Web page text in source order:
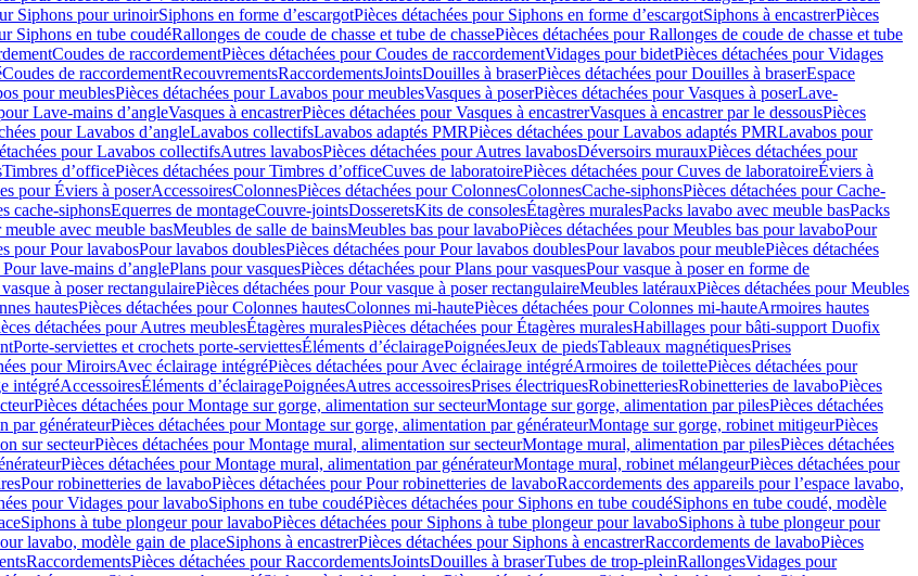
Siphons pour urinoirSiphons en forme d’escargotPièces détachées pour Siphons en forme d’escargotSiphons à encastrerPièces
Siphons en tube coudéRallonges de coude de chasse et tube de chassePièces détachées pour Rallonges de coude de chasse et tube
Coudes de raccordementPièces détachées pour Coudes de raccordementVidages pour bidetPièces détachées pour Vidages
Coudes de raccordementRecouvrementsRaccordementsJointsDouilles à braserPièces détachées pour Douilles à braserEspace
pour meublesPièces détachées pour Lavabos pour meublesVasques à poserPièces détachées pour Vasques à poserLave-
Lave-mains d’angleVasques à encastrerPièces détachées pour Vasques à encastrerVasques à encastrer par le dessousPièces
pour Lavabos d’angleLavabos collectifsLavabos adaptés PMRPièces détachées pour Lavabos adaptés PMRLavabos pour
pour Lavabos collectifsAutres lavabosPièces détachées pour Autres lavabosDéversoirs murauxPièces détachées pour
Timbres dʼofficePièces détachées pour Timbres dʼofficeCuves de laboratoirePièces détachées pour Cuves de laboratoireÉviers à
pour Éviers à poserAccessoiresColonnesPièces détachées pour ColonnesColonnesCache-siphonsPièces détachées pour Cache-
cache-siphonsEquerres de montageCouvre-jointsDosseretsKits de consolesÉtagères muralesPacks lavabo avec meuble basPacks
avec meuble basMeubles de salle de bainsMeubles bas pour lavaboPièces détachées pour Meubles bas pour lavaboPour
pour Pour lavabosPour lavabos doublesPièces détachées pour Pour lavabos doublesPour lavabos pour meublePièces détachées
lave-mains d’anglePlans pour vasquesPièces détachées pour Plans pour vasquesPour vasque à poser en forme de
à poser rectangulairePièces détachées pour Pour vasque à poser rectangulaireMeubles latérauxPièces détachées pour Meubles
hautesPièces détachées pour Colonnes hautesColonnes mi-hautePièces détachées pour Colonnes mi-hauteArmoires hautes
détachées pour Autres meublesÉtagères muralesPièces détachées pour Étagères muralesHabillages pour bâti-support Duofix
Porte-serviettes et crochets porte-serviettesÉléments d’éclairagePoignéesJeux de piedsTableaux magnétiquesPrises
pour MiroirsAvec éclairage intégréPièces détachées pour Avec éclairage intégréArmoires de toilettePièces détachées pour
intégréAccessoiresÉléments d’éclairagePoignéesAutres accessoiresPrises électriquesRobinetteriesRobinetteries de lavaboPièces
Pièces détachées pour Montage sur gorge, alimentation sur secteurMontage sur gorge, alimentation par pilesPièces détachées
par générateurPièces détachées pour Montage sur gorge, alimentation par générateurMontage sur gorge, robinet mitigeurPièces
sur secteurPièces détachées pour Montage mural, alimentation sur secteurMontage mural, alimentation par pilesPièces détachées
Pièces détachées pour Montage mural, alimentation par générateurMontage mural, robinet mélangeurPièces détachées pour
Pour robinetteries de lavaboPièces détachées pour Pour robinetteries de lavaboRaccordements des appareils pour l’espace lavabo,
pour Vidages pour lavaboSiphons en tube coudéPièces détachées pour Siphons en tube coudéSiphons en tube coudé, modèle
Siphons à tube plongeur pour lavaboPièces détachées pour Siphons à tube plongeur pour lavaboSiphons à tube plongeur pour
lavabo, modèle gain de placeSiphons à encastrerPièces détachées pour Siphons à encastrerRaccordements de lavaboPièces
RaccordementsPièces détachées pour RaccordementsJointsDouilles à braserTubes de trop-pleinRallongesVidages pour